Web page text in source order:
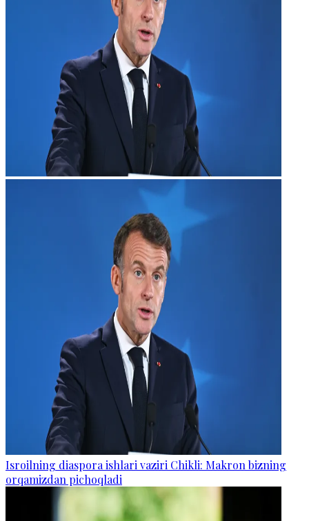
Isroilning diaspora ishlari vaziri Chikli: Makron bizning
orqamizdan pichoqladi